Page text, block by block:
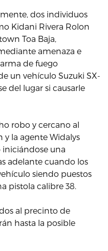
dos individuos
Kidani Rivera Rolon
Toa Baja,
amenaza e
de fuego
un vehículo Suzuki SX-
del lugar si causarle
robo y cercano al
y la agente Widalys
iniciándose una
adelante cuando los
siendo puestos
pistola calibre 38.
al precinto de
hasta la posible